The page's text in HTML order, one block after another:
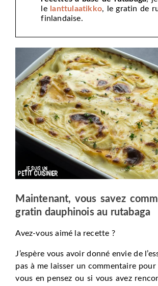
le lanttulaatikko, le gratin de
finlandaise.
Maintenant, vous savez
gratin dauphinois au rutabaga
Avez-vous aimé la recette ?
J’espère vous avoir donné envie de
pas à me laisser un commentaire
vous en pensez ou si vous avez